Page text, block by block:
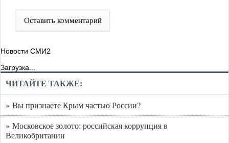
Оставить комментарий
Новости СМИ2
Загрузка...
ЧИТАЙТЕ ТАКЖЕ:
» Вы признаете Крым частью России?
» Московское золото: российская коррупция в
Великобритании